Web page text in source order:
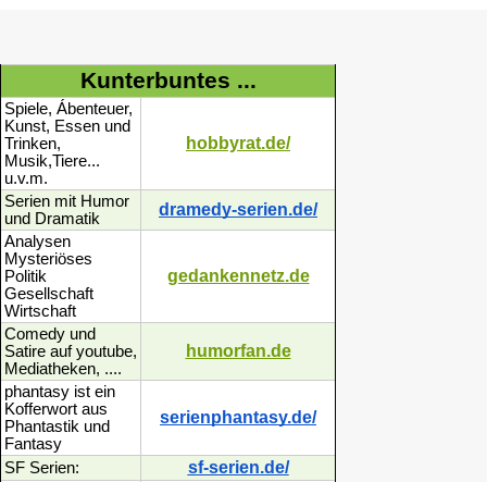
Kunterbuntes ...
Spiele, Ábenteuer,
Kunst, Essen und
Trinken,
Musik,Tiere...
u.v.m.
hobbyrat.de/
Serien mit Humor
und Dramatik
dramedy-serien.de/
Analysen
Mysteriöses
Politik
Gesellschaft
Wirtschaft
gedankennetz.de
Comedy und
Satire auf youtube,
Mediatheken, ....
humorfan.de
phantasy ist ein
Kofferwort aus
Phantastik und
Fantasy
serienphantasy.de/
SF Serien: sf-serien.de/